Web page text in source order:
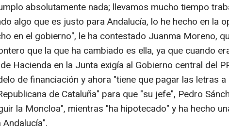
absolutamente nada; llevamos mucho tiempo
algo que es justo para Andalucía, lo he hecho en la
en el gobierno", le ha contestado Juanma Moreno,
que la que ha cambiado es ella, ya que cuando
Hacienda en la Junta exigía al Gobierno central del
de financiación y ahora "tiene que pagar las letras
de Cataluña" para que "su jefe", Pedro
la Moncloa", mientras "ha hipotecado" y ha hecho